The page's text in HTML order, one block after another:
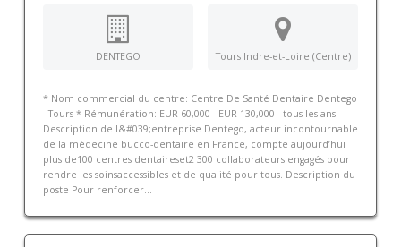
DENTEGO Tours Indre-et-Loire (Centre)
* Nom commercial du centre: Centre De Santé Dentaire Dentego
- Tours * Rémunération: EUR 60,000 - EUR 130,000 - tous les ans
Description de l&#039;entreprise Dentego, acteur incontournable
de la médecine bucco-dentaire en France, compte aujourd’hui
plus de100 centres dentaireset2 300 collaborateurs engagés pour
rendre les soinsaccessibles et de qualité pour tous. Description du
poste Pour renforcer...